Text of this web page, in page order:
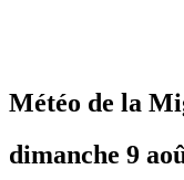
Météo de la
dimanche 9